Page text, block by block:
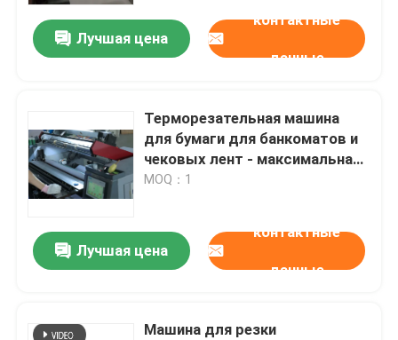
Лучшая цена
контактные
данные
Терморезательная машина
для бумаги для банкоматов и
чековых лент - максимальная
ширина 900 мм
MOQ：1
Лучшая цена
контактные
данные
Машина для резки